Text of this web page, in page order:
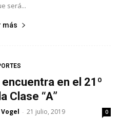
será...
más
en el 21º
Clase “A”
- 21 julio, 2019 0